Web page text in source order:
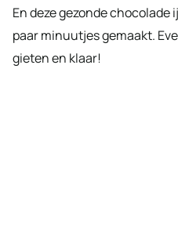
En deze gezonde chocolade
paar minuutjes gemaakt.
gieten en klaar!